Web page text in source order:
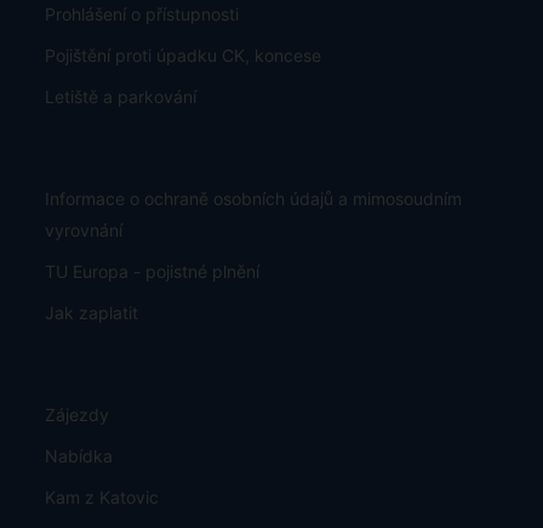
Prohlášení o přístupnosti
Pojištění proti úpadku CK, koncese
Letiště a parkování
Informace o ochraně osobních údajů a mimosoudním
vyrovnání
TU Europa - pojistné plnění
Jak zaplatit
Zájezdy
Nabídka
Kam z Katovic